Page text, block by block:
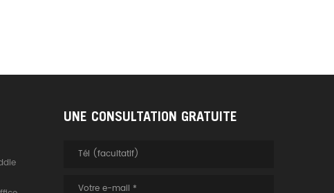
UNE CONSULTATION GRATUITE